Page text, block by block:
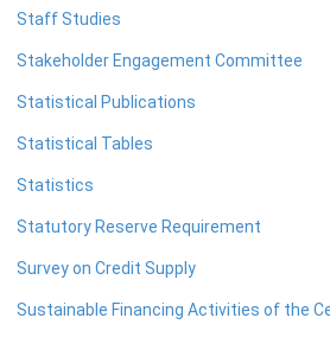
காலாந்தர வெளியீடுகள்
சடஹான
செய்தி அளவீடு
குறிப்பேடு
Staff Studies
Stakeholder Engagement Committee
Statistical Publications
Statistical Tables
Statistics
Statutory Reserve Requirement
Survey on Credit Supply
Sustainable Financing Activities of the